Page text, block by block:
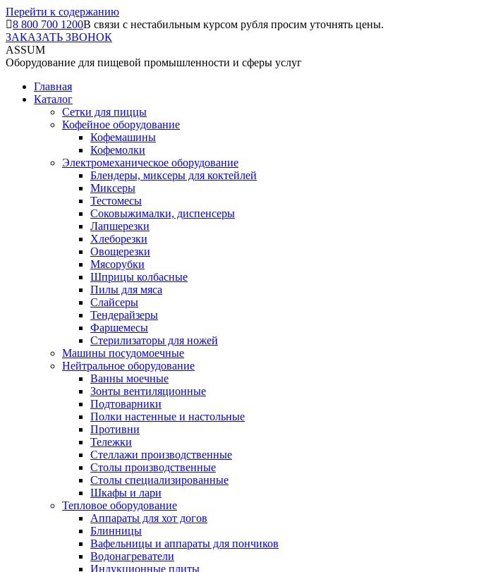
Перейти к содержанию
8 800 700 1200В связи с нестабильным курсом рубля просим уточнять цены.
ЗАКАЗАТЬ ЗВОНОК
ASSUM
Оборудование для пищевой промышленности и сферы услуг
Главная
Каталог
Сетки для пиццы
Кофейное оборудование
Кофемашины
Кофемолки
Электромеханическое оборудование
Блендеры, миксеры для коктейлей
Миксеры
Тестомесы
Соковыжималки, диспенсеры
Лапшерезки
Хлеборезки
Овощерезки
Мясорубки
Шприцы колбасные
Пилы для мяса
Слайсеры
Тендерайзеры
Фаршемесы
Стерилизаторы для ножей
Машины посудомоечные
Нейтральное оборудование
Ванны моечные
Зонты вентиляционные
Подтоварники
Полки настенные и настольные
Противни
Тележки
Стеллажи производственные
Столы производственные
Столы специализированные
Шкафы и лари
Тепловое оборудование
Аппараты для хот догов
Блинницы
Вафельницы и аппараты для пончиков
Водонагреватели
Индукционные плиты